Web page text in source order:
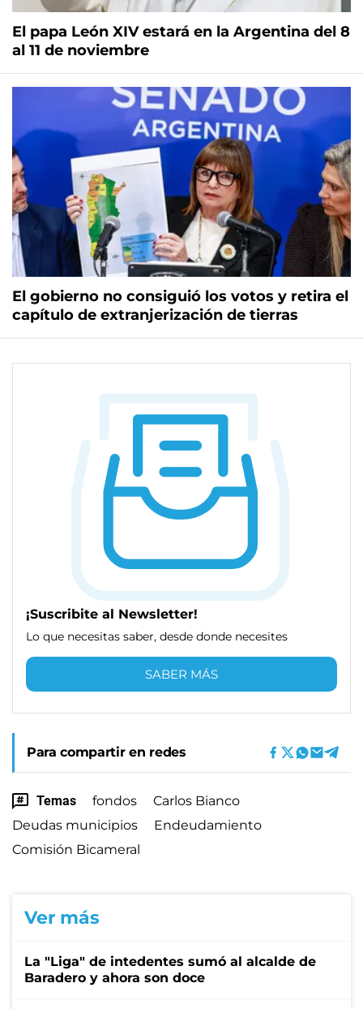
El papa León XIV estará en la Argentina del 8
al 11 de noviembre
El gobierno no consiguió los votos y retira el
capítulo de extranjerización de tierras
¡Suscribite al Newsletter!
Lo que necesitas saber, desde donde necesites
SABER MÁS
Para compartir en redes
Temas fondos
Carlos Bianco
Deudas municipios
Endeudamiento
Comisión Bicameral
Ver más
La "Liga" de intedentes sumó al alcalde de
Baradero y ahora son doce